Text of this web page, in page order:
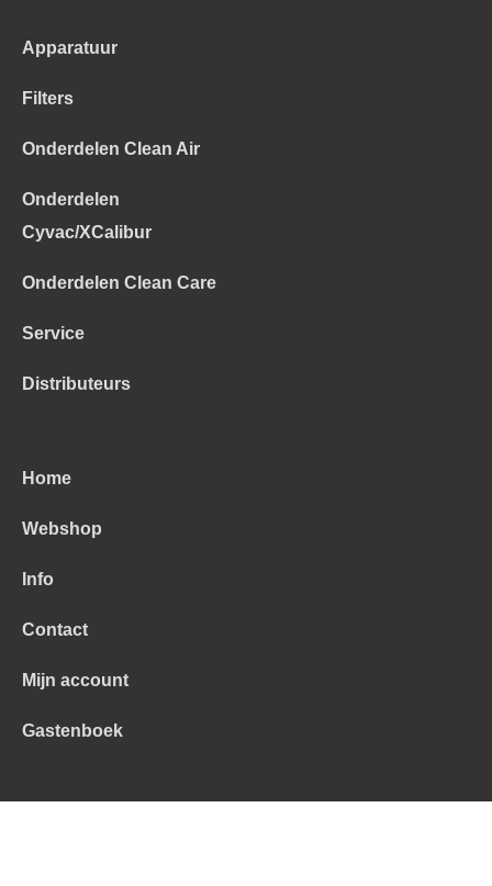
Apparatuur
Filters
Onderdelen Clean Air
Onderdelen
Cyvac/XCalibur
Onderdelen Clean Care
Service
Distributeurs
Home
Webshop
Info
Contact
Mijn account
Gastenboek